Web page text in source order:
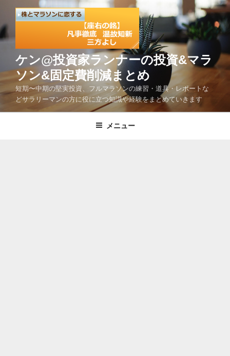
テ
ン
ス
キ
ケン@投資家ランナーの投資&マラ
ソン&固定費削減まとめ
短期〜中期の堅実投資、フルマラソンの練習・道具・レポートな
どサラリーマンの方に役に立つ知識や経験をまとめていきます
メニュー